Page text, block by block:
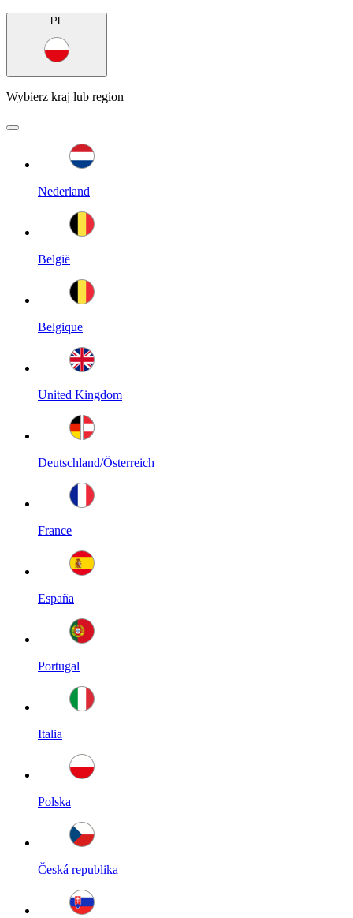
PL
Wybierz kraj lub region
Nederland
België
Belgique
United Kingdom
Deutschland/Österreich
France
España
Portugal
Italia
Polska
Česká republika